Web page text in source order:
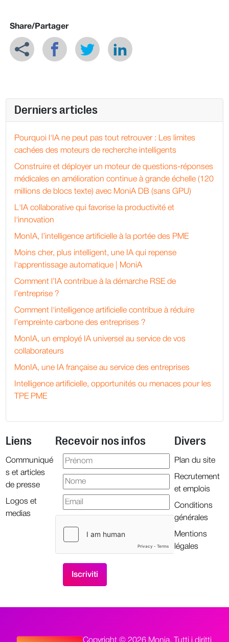
Share/Partager
Derniers articles
Pourquoi l'IA ne peut pas tout retrouver : Les limites
cachées des moteurs de recherche intelligents
Construire et déployer un moteur de questions-réponses
médicales en amélioration continue à grande échelle (120
millions de blocs texte) avec MoniA DB (sans GPU)
L'IA collaborative qui favorise la productivité et
l'innovation
MonIA, l’intelligence artificielle à la portée des PME
Moins cher, plus intelligent, une IA qui repense
l'apprentissage automatique | MoniA
Comment l’IA contribue à la démarche RSE de
l’entreprise ?
Comment l'intelligence artificielle contribue à réduire
l’empreinte carbone des entreprises ?
MonIA, un employé IA universel au service de vos
collaborateurs
MonIA, une IA française au service des entreprises
Intelligence artificielle, opportunités ou menaces pour les
TPE PME
Liens
Communiqué
s et articles
de presse
Logos et
medias
Recevoir nos infos Divers
Plan du site
Recrutement
et emplois
Conditions
générales
Mentions
légales
Copyright © 2026 Monia. Tutti i diritti